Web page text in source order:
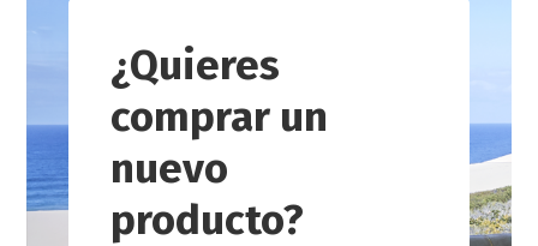
¿Quieres
comprar un
nuevo
producto?